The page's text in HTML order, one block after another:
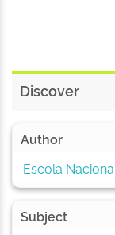
Discover
Author
Escola
Subject